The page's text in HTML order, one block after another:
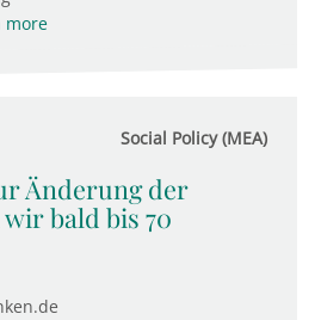
more
Social Policy (MEA)
Änderung der
bald bis 70